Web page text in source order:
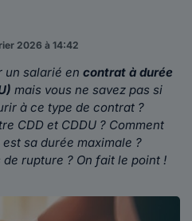
2026 à 14:42
un salarié en contrat à durée
mais vous ne savez pas si
à ce type de contrat ?
CDD et CDDU ? Comment
sa durée maximale ?
rupture ? On fait le point !